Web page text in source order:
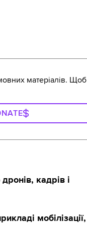
матеріалів. Щоб
кадрів і
мобілізації,